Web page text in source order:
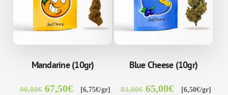
Mandarine (10gr)
90,00€ Il
67,50€Il [6,75€/gr]
Blue Cheese (10gr)
83,00€ Il
65,00€Il [6,50€/gr]